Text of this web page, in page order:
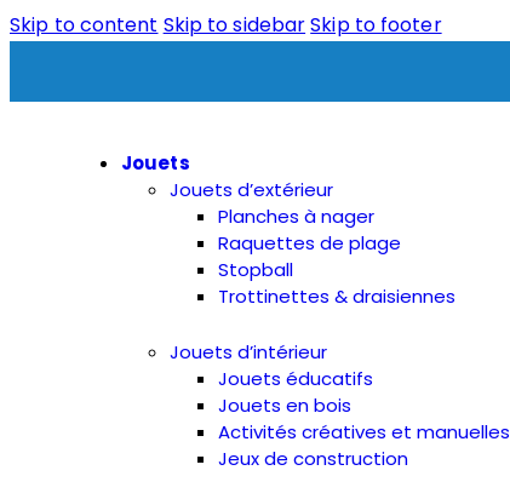
Skip to content Skip to sidebarSkip to footer
Jouets
Jouets d’extérieur
Planches à nager
Raquettes de plage
Stopball
Trottinettes & draisiennes
Jouets d’intérieur
Jouets éducatifs
Jouets en bois
Activités créatives et manuelles
Jeux de construction